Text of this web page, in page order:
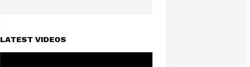
LATEST VIDEOS